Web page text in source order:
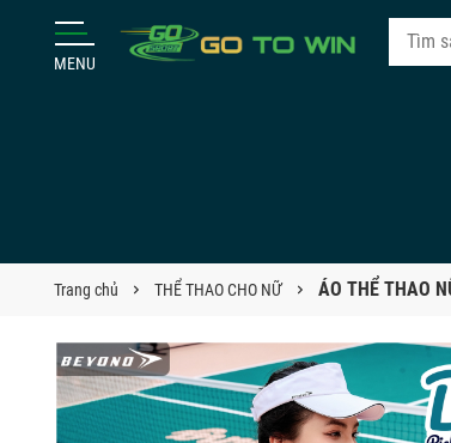
MENU
Trang chủ THỂ THAO CHO NỮ ÁO THỂ THAO